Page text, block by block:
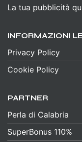
La tua pubblicità
INFORMAZIONI
Privacy Policy
Cookie Policy
PARTNER
Perla di Calabria
SuperBonus 110%